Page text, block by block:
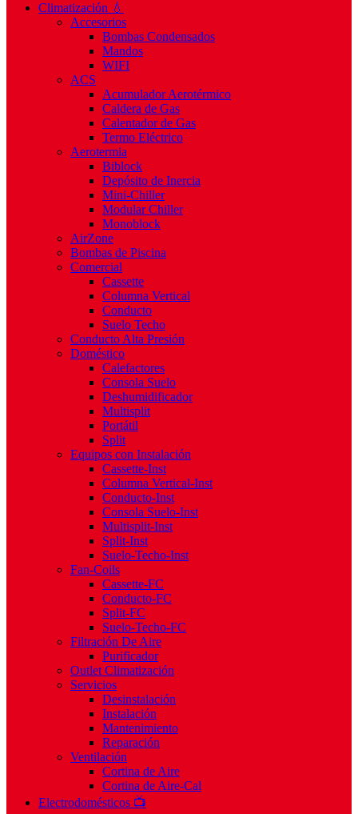
Climatización 💧
Accesorios
Bombas Condensados
Mandos
WIFI
ACS
Acumulador Aerotérmico
Caldera de Gas
Calentador de Gas
Termo Eléctrico
Aerotermia
Biblock
Depósito de Inercia
Mini-Chiller
Modular Chiller
Monoblock
AirZone
Bombas de Piscina
Comercial
Cassette
Columna Vertical
Conducto
Suelo Techo
Conducto Alta Presión
Doméstico
Calefactores
Consola Suelo
Deshumidificador
Multisplit
Portátil
Split
Equipos con Instalación
Cassette-Inst
Columna Vertical-Inst
Conducto-Inst
Consola Suelo-Inst
Multisplit-Inst
Split-Inst
Suelo-Techo-Inst
Fan-Coils
Cassette-FC
Conducto-FC
Split-FC
Suelo-Techo-FC
Filtración De Aire
Purificador
Outlet Climatización
Servicios
Desinstalación
Instalación
Mantenimiento
Reparación
Ventilación
Cortina de Aire
Cortina de Aire-Cal
Electrodomésticos 📺